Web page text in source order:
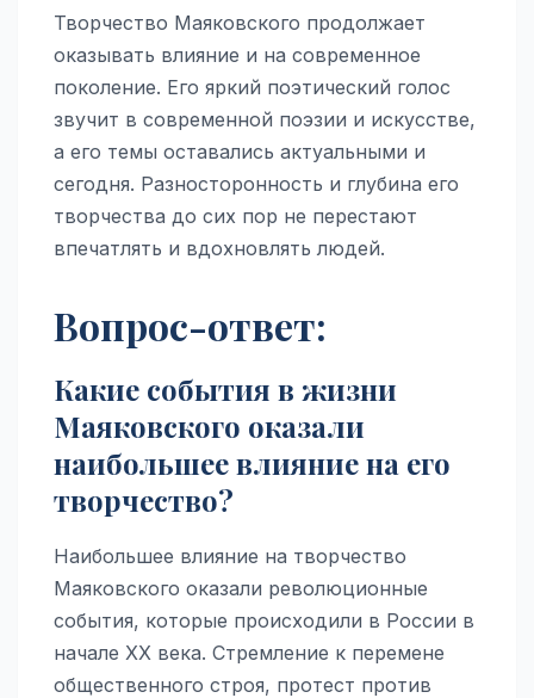
Творчество Маяковского продолжает
оказывать влияние и на современное
поколение. Его яркий поэтический голос
звучит в современной поэзии и искусстве,
а его темы оставались актуальными и
сегодня. Разносторонность и глубина его
творчества до сих пор не перестают
впечатлять и вдохновлять людей.
Вопрос-ответ:
Какие события в жизни
Маяковского оказали
наибольшее влияние на его
творчество?
Наибольшее влияние на творчество
Маяковского оказали революционные
события, которые происходили в России в
начале XX века. Стремление к перемене
общественного строя, протест против